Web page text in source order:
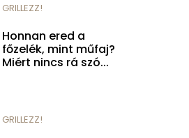
GRILLEZZ!
Honnan ered a
főzelék, mint műfaj?
Miért nincs rá szó...
GRILLEZZ!